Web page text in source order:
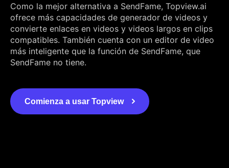
Como la mejor alternativa a SendFame, Topview.ai
ofrece más capacidades de generador de videos y
convierte enlaces en videos y videos largos en clips
compatibles. También cuenta con un editor de video
más inteligente que la función de SendFame, que
SendFame no tiene.
Comienza a usar Topview